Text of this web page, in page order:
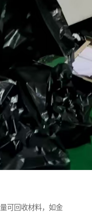
可回收材料，如金